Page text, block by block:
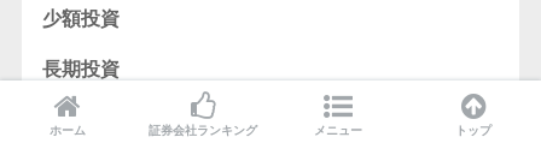
少額投資
長期投資
コラム
ホーム 証券会社ランキング メニュー トップ